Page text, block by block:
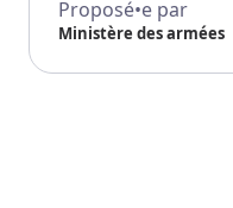
Proposé•e par
Ministère des armées